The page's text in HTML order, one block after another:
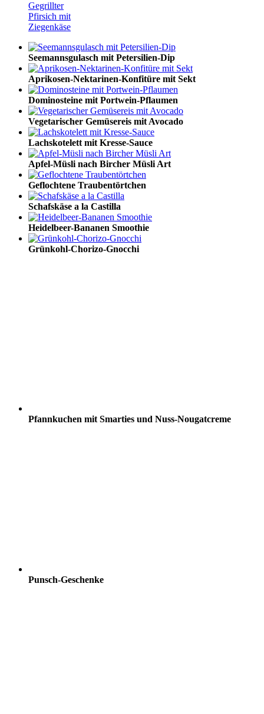
Gegrillter
Pfirsich mit
Ziegenkäse
Seemannsgulasch mit Petersilien-Dip
Aprikosen-Nektarinen-Konfitüre mit Sekt
Dominosteine mit Portwein-Pflaumen
Vegetarischer Gemüsereis mit Avocado
Lachskotelett mit Kresse-Sauce
Apfel-Müsli nach Bircher Müsli Art
Geflochtene Traubentörtchen
Schafskäse a la Castilla
Heidelbeer-Bananen Smoothie
Grünkohl-Chorizo-Gnocchi
Pfannkuchen mit Smarties und Nuss-Nougatcreme
Punsch-Geschenke